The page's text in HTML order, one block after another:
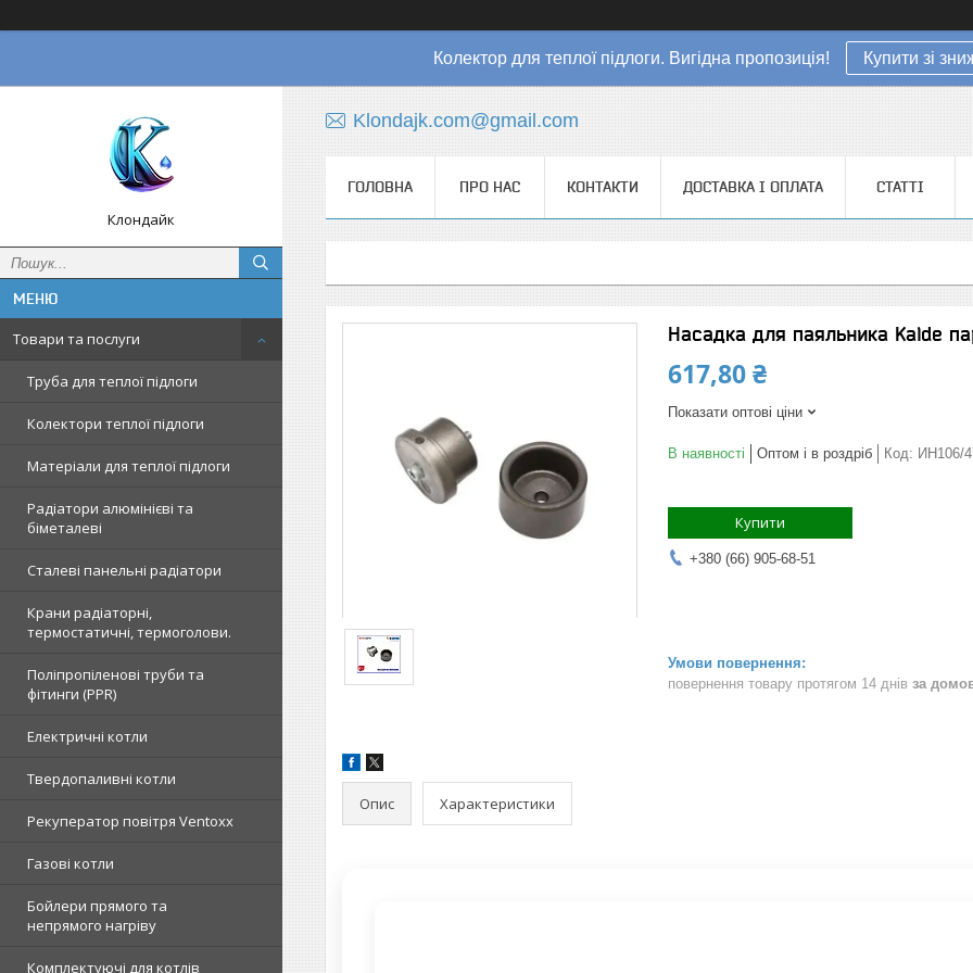
Колектор для теплої підлоги. Вигідна пропозиція! Купити зі
Клондайк
Товари та послуги
Труба для теплої підлоги
Колектори теплої підлоги
Матеріали для теплої підлоги
Радіатори алюмінієві та
біметалеві
Сталеві панельні радіатори
Крани радіаторні,
термостатичні, термоголови.
Поліпропіленові труби та
фітинги (PPR)
Електричні котли
Твердопаливні котли
Рекуператор повітря Ventoxx
Газові котли
Бойлери прямого та
непрямого нагріву
Комплектуючі для котлів
Klondajk.com@gmail.com
ГОЛОВНА ПРО НАС КОНТАКТИ ДОСТАВКА І ОПЛАТА СТАТТІ
Насадка для паяльника Kalde
617,80 ₴
Показати оптові ціни
В наявності Оптом і в роздріб Код: ИН106/
Купити
+380 (66) 905-68-51
повернення товару протягом 14 днів за
Опис Характеристики